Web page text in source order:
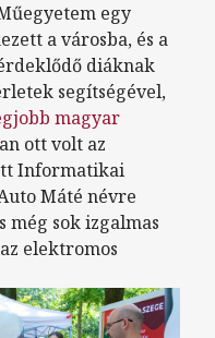
egy
a városba, és a
diáknak
segítségével,
magyar
ott volt az
Informatikai
Máté névre
még sok izgalmas
elektromos